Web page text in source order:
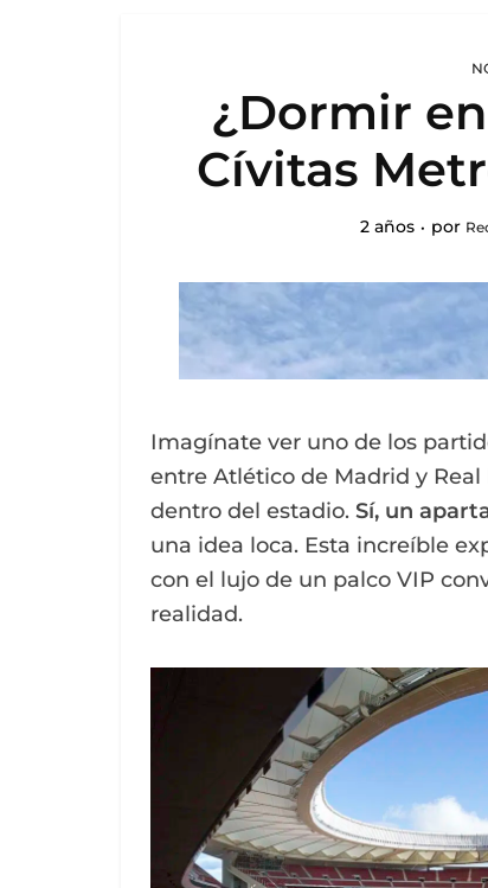
¿Dormir
Cívitas
2 años por
Imagínate ver uno de los
entre Atlético de Madrid y
dentro del estadio. Sí, un
una idea loca. Esta increíble
con el lujo de un palco VIP
realidad.